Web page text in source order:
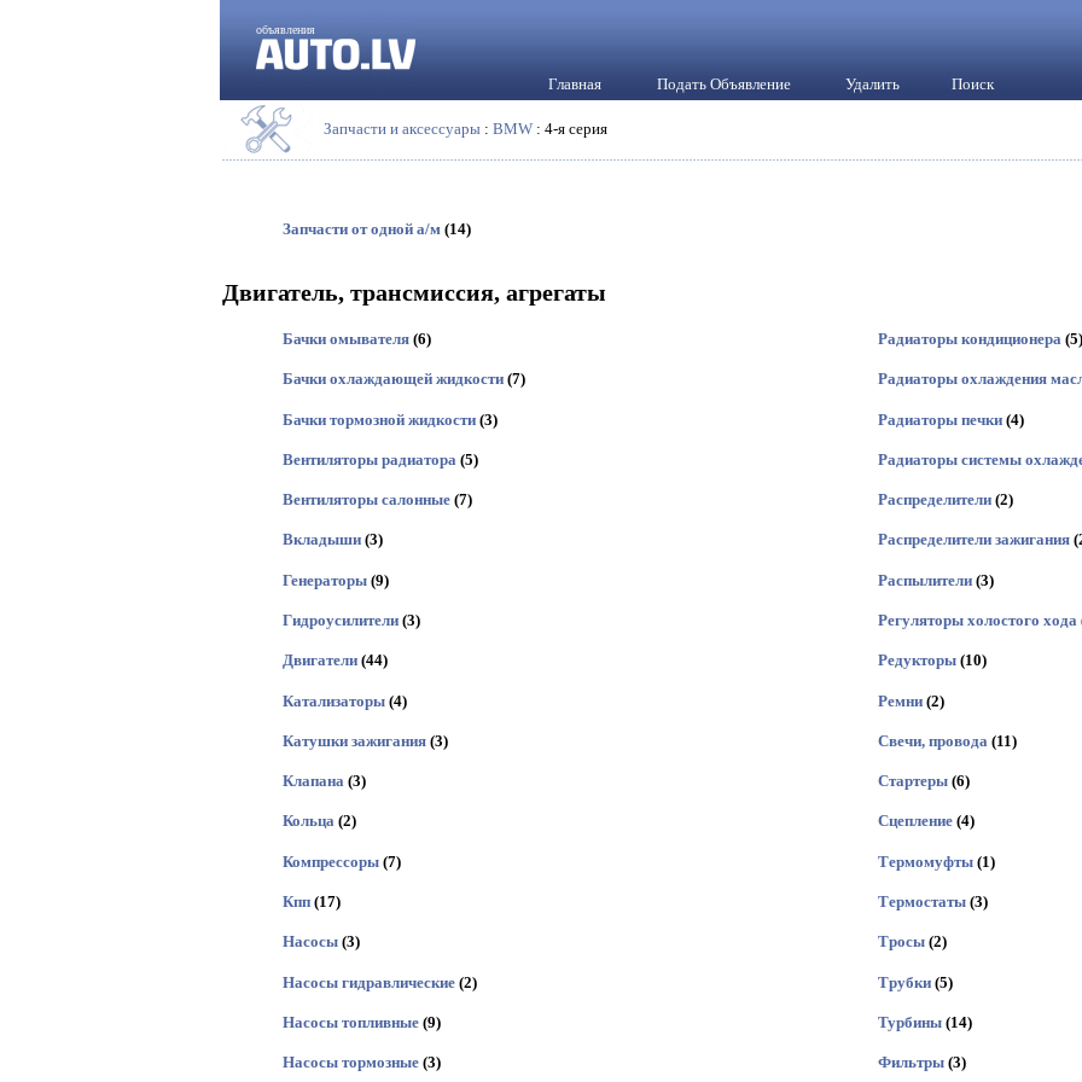
объявления
Главная Подать Объявление Удалить Поиск
Запчасти и аксессуары : BMW : 4-я серия
Запчасти от одной а/м (14)
Двигатель, трансмиссия, агрегаты
Бачки омывателя (6)
Бачки охлаждающей жидкости (7)
Бачки тормозной жидкости (3)
Вентиляторы радиатора (5)
Вентиляторы салонные (7)
Вкладыши (3)
Генераторы (9)
Гидроусилители (3)
Двигатели (44)
Катализаторы (4)
Катушки зажигания (3)
Клапана (3)
Кольца (2)
Компрессоры (7)
Кпп (17)
Насосы (3)
Насосы гидравлические (2)
Насосы топливные (9)
Насосы тормозные (3)
Радиаторы кондиционера (5)
Радиаторы охлаждения
Радиаторы печки (4)
Радиаторы системы
Распределители (2)
Распределители зажигания
Распылители (3)
Регуляторы холостого хода
Редукторы (10)
Ремни (2)
Свечи, провода (11)
Стартеры (6)
Сцепление (4)
Термомуфты (1)
Термостаты (3)
Тросы (2)
Трубки (5)
Турбины (14)
Фильтры (3)